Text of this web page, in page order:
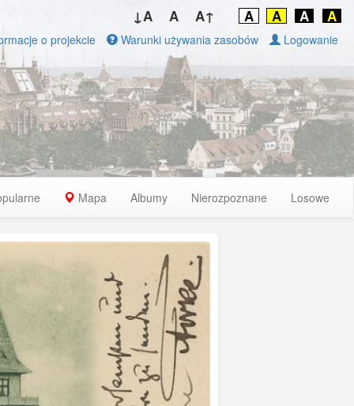
↓A A A↑ A A A A
o projekcie Warunki używania zasobów Logowanie
Mapa Albumy Nierozpoznane Losowe